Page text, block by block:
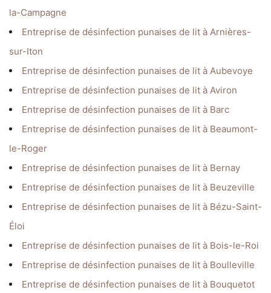
la-Campagne
Entreprise de désinfection punaises de lit à Arnières-
sur-Iton
Entreprise de désinfection punaises de lit à Aubevoye
Entreprise de désinfection punaises de lit à Aviron
Entreprise de désinfection punaises de lit à Barc
Entreprise de désinfection punaises de lit à Beaumont-
le-Roger
Entreprise de désinfection punaises de lit à Bernay
Entreprise de désinfection punaises de lit à Beuzeville
Entreprise de désinfection punaises de lit à Bézu-Saint-
Éloi
Entreprise de désinfection punaises de lit à Bois-le-Roi
Entreprise de désinfection punaises de lit à Boulleville
Entreprise de désinfection punaises de lit à Bouquetot